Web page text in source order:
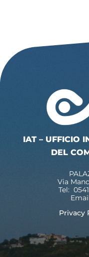
IAT – UFFICIO
DEL
Via
Tel:
Privacy